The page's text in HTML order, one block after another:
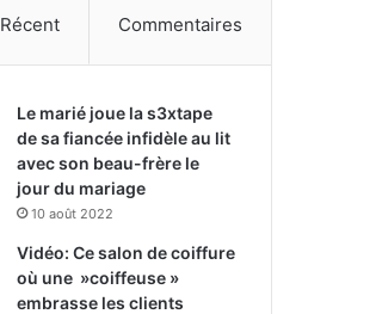
Récent Commentaires
Le marié joue la s3xtape
de sa fiancée infidèle au lit
avec son beau-frère le
jour du mariage
10 août 2022
Vidéo: Ce salon de coiffure
où une »coiffeuse »
embrasse les clients